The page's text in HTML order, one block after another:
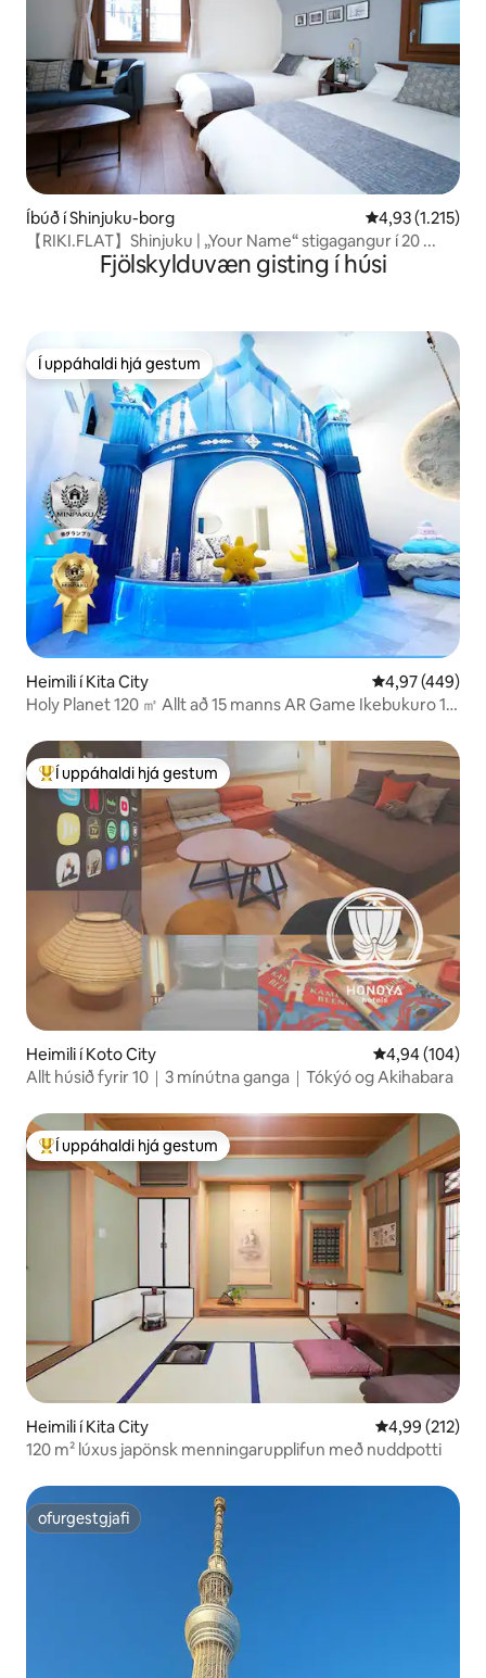
Íbúð í Shinjuku-borg 4,93 af 5 í
4,93 (1.215)
【RIKI.FLAT】Shinjuku | „Your Name“ stigagangur í 20 ...
Fjölskylduvæn gisting í húsi
Í uppáhaldi hjá gestum
Í uppáhaldi hjá gestum
Heimili í Kita City 4,97 af 5 í
4,97 (449)
Holy Planet 120 ㎡ Allt að 15 manns AR Game Ikebukuro 1
Í mestu uppáhaldi hjá gestum
Í uppáhaldi hjá gestum
Heimili í Koto City 4,94 af 5 í
4,94 (104)
Allt húsið fyrir 10｜3 mínútna ganga｜Tókýó og Akihabara
Í mestu uppáhaldi hjá gestum
Í uppáhaldi hjá gestum
Heimili í Kita City 4,99 af 5 í
4,99 (212)
120 m² lúxus japönsk menningarupplifun með nuddpotti
ofurgestgjafi
ofurgestgjafi